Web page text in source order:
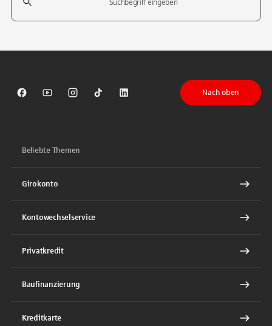
Sparkasse auf Facebook
Sparkasse auf Youtube
Sparkasse auf Instagram
Sparkasse auf TikTok
Sparkasse auf LinkedIn
Nach oben
Beliebte Themen
Girokonto
Kontowechselservice
Privatkredit
Baufinanzierung
Kreditkarte